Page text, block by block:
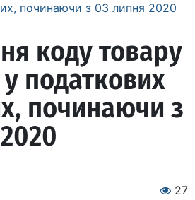
починаючи з 03 липня 2020
коду товару
податкових
починаючи з
27